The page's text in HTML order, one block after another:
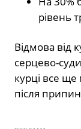
рівень
Відмова від
серцево-
курці все
після